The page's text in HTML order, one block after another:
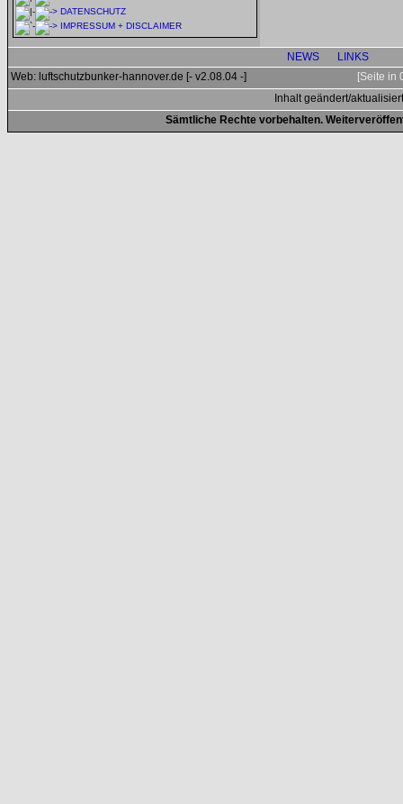
DATENSCHUTZ
IMPRESSUM + DISCLAIMER
NEWS
LINKS
Web: luftschutzbunker-hannover.de [- v2.08.04 -]
[Seite in
Inhalt geändert/
Sämtliche Rechte vorbehalten.